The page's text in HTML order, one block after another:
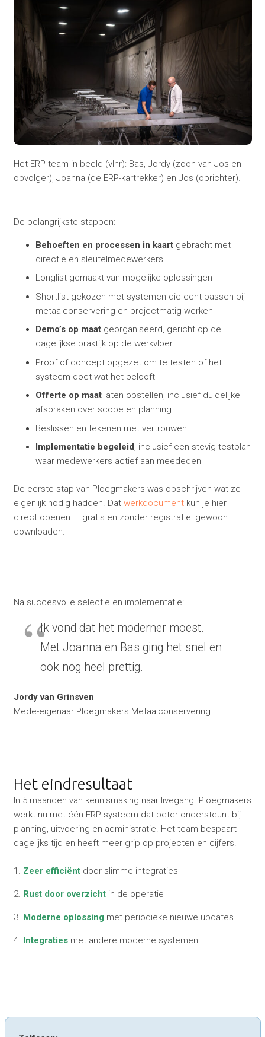
Het ERP-team in beeld (vlnr): Bas, Jordy (zoon van Jos en
opvolger), Joanna (de ERP-kartrekker) en Jos (oprichter).
De belangrijkste stappen:
Behoeften en processen in kaart gebracht met
directie en sleutelmedewerkers
Longlist gemaakt van mogelijke oplossingen
Shortlist gekozen met systemen die echt passen bij
metaalconservering en projectmatig werken
Demo’s op maat georganiseerd, gericht op de
dagelijkse praktijk op de werkvloer
Proof of concept opgezet om te testen of het
systeem doet wat het belooft
Offerte op maat laten opstellen, inclusief duidelijke
afspraken over scope en planning
Beslissen en tekenen met vertrouwen
Implementatie begeleid, inclusief een stevig testplan
waar medewerkers actief aan meededen
De eerste stap van Ploegmakers was opschrijven wat ze
eigenlijk nodig hadden. Dat werkdocumentkun je hier
direct openen — gratis en zonder registratie: gewoon
downloaden.
Na succesvolle selectie en implementatie:
Ik vond dat het moderner moest.
Met Joanna en Bas ging het snel en
ook nog heel prettig.
Jordy van Grinsven
Mede-eigenaar Ploegmakers Metaalconservering
Het eindresultaat
In 5 maanden van kennismaking naar livegang. Ploegmakers
werkt nu met één ERP-systeem dat beter ondersteunt bij
planning, uitvoering en administratie. Het team bespaart
dagelijks tijd en heeft meer grip op projecten en cijfers.
1. Zeer efficiëntdoor slimme integraties
2. Rust door overzichtin de operatie
3. Moderne oplossing met periodieke nieuwe updates
4. Integratiesmet andere moderne systemen